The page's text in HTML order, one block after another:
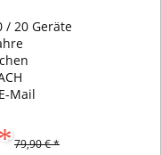
/ 20 Geräte
E-Mail
79,90 € *